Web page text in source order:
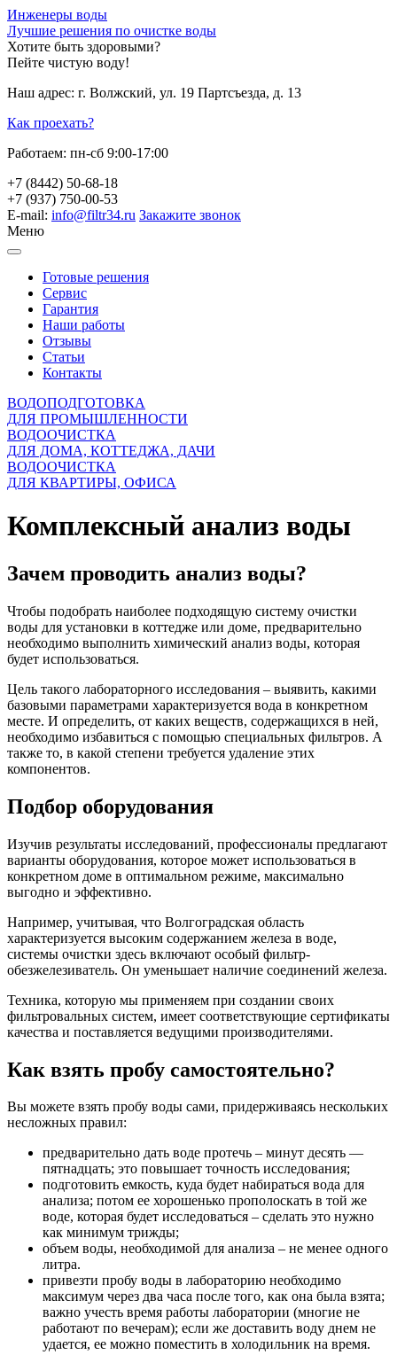
Инженеры воды
Лучшие решения по очистке воды
Хотите быть здоровыми?
Пейте чистую воду!
Наш адрес: г. Волжский, ул. 19 Партсъезда, д. 13
Как проехать?
Работаем: пн-сб 9:00-17:00
+7 (8442) 50-68-18
+7 (937) 750-00-53
E-mail: info@filtr34.ru Закажите звонок
Меню
Готовые решения
Сервис
Гарантия
Наши работы
Отзывы
Статьи
Контакты
ВОДОПОДГОТОВКА
ДЛЯ ПРОМЫШЛЕННОСТИ
ВОДООЧИСТКА
ДЛЯ ДОМА, КОТТЕДЖА, ДАЧИ
ВОДООЧИСТКА
ДЛЯ КВАРТИРЫ, ОФИСА
Комплексный анализ воды
Зачем проводить анализ воды?
Чтобы подобрать наиболее подходящую систему очистки
воды для установки в коттедже или доме, предварительно
необходимо выполнить химический анализ воды, которая
будет использоваться.
Цель такого лабораторного исследования – выявить, какими
базовыми параметрами характеризуется вода в конкретном
месте. И определить, от каких веществ, содержащихся в ней,
необходимо избавиться с помощью специальных фильтров. А
также то, в какой степени требуется удаление этих
компонентов.
Подбор оборудования
Изучив результаты исследований, профессионалы предлагают
варианты оборудования, которое может использоваться в
конкретном доме в оптимальном режиме, максимально
выгодно и эффективно.
Например, учитывая, что Волгоградская область
характеризуется высоким содержанием железа в воде,
системы очистки здесь включают особый фильтр-
обезжелезиватель. Он уменьшает наличие соединений железа.
Техника, которую мы применяем при создании своих
фильтровальных систем, имеет соответствующие сертификаты
качества и поставляется ведущими производителями.
Как взять пробу самостоятельно?
Вы можете взять пробу воды сами, придерживаясь нескольких
несложных правил:
предварительно дать воде протечь – минут десять —
пятнадцать; это повышает точность исследования;
подготовить емкость, куда будет набираться вода для
анализа; потом ее хорошенько прополоскать в той же
воде, которая будет исследоваться – сделать это нужно
как минимум трижды;
объем воды, необходимой для анализа – не менее одного
литра.
привезти пробу воды в лабораторию необходимо
максимум через два часа после того, как она была взята;
важно учесть время работы лаборатории (многие не
работают по вечерам); если же доставить воду днем не
удается, ее можно поместить в холодильник на время.